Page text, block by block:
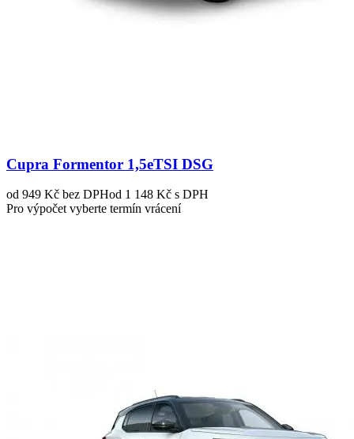
Cupra Formentor 1,5eTSI DSG
od 949 Kč bez DPHod 1 148 Kč s DPH
Pro výpočet vyberte termín vrácení